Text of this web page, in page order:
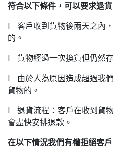
符合以下條件，可以要求退貨
l 客戶收到貨物後兩天之內
的。
l 貨物經過一次換貨但仍然
l 由於人為原因造成超過我
貨物的。
l 退貨流程：客戶在收到貨
會盡快安排退款。
在以下情況我們有權拒絕客